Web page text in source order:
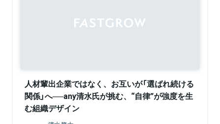
人材輩出企業ではなく、お互いが「選ばれ続ける
関係」へ──any清水氏が挑む、“自律”が強度を生
む組織デザイン